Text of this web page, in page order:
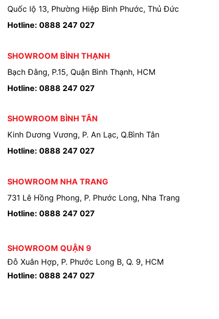
Quốc lộ 13, Phường Hiệp Bình Phước, Thủ Đức
Hotline: 0888 247 027
SHOWROOM BÌNH THẠNH
Bạch Đằng, P.15, Quận Bình Thạnh, HCM
Hotline: 0888 247 027
SHOWROOM BÌNH TÂN
Kinh Dương Vương, P. An Lạc, Q.Bình Tân
Hotline: 0888 247 027
SHOWROOM NHA TRANG
731 Lê Hồng Phong, P. Phước Long, Nha Trang
Hotline: 0888 247 027
SHOWROOM QUẬN 9
Đỗ Xuân Hợp, P. Phước Long B, Q. 9, HCM
Hotline: 0888 247 027